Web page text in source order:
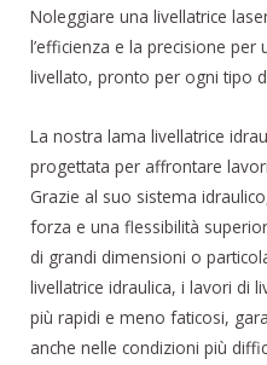
Noleggiare una livellatrice
l’efficienza e la precisione
livellato, pronto per ogni tipo
La nostra lama livellatrice
progettata per affrontare
Grazie al suo sistema
forza e una flessibilità
di grandi dimensioni o
livellatrice idraulica, i lavori di
più rapidi e meno faticosi,
anche nelle condizioni più